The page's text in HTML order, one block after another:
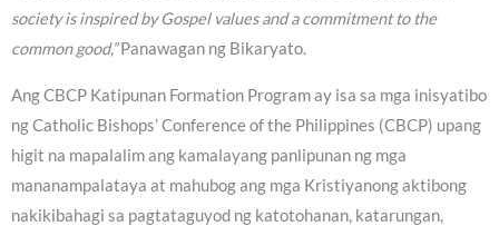
society is inspired by Gospel values and a commitment to the
common good,”Panawagan ng Bikaryato.
Ang CBCP Katipunan Formation Program ay isa sa mga inisyatibo
ng Catholic Bishops’ Conference of the Philippines (CBCP) upang
higit na mapalalim ang kamalayang panlipunan ng mga
mananampalataya at mahubog ang mga Kristiyanong aktibong
nakikibahagi sa pagtataguyod ng katotohanan, katarungan,